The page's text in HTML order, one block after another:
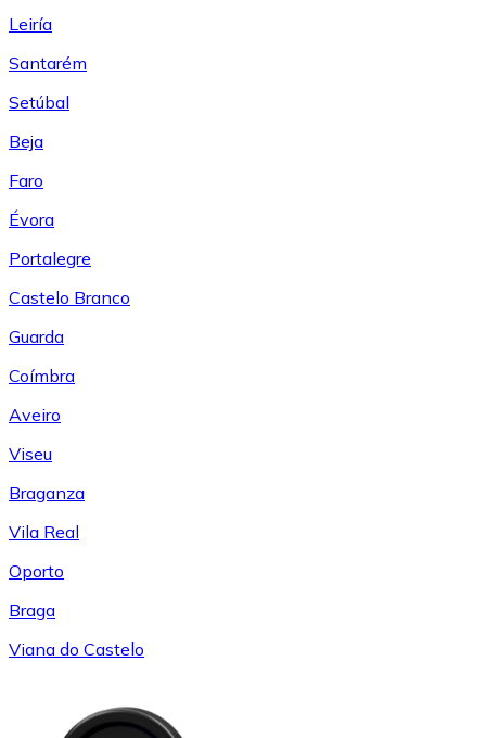
Leiría
Santarém
Setúbal
Beja
Faro
Évora
Portalegre
Castelo Branco
Guarda
Coímbra
Aveiro
Viseu
Braganza
Vila Real
Oporto
Braga
Viana do Castelo